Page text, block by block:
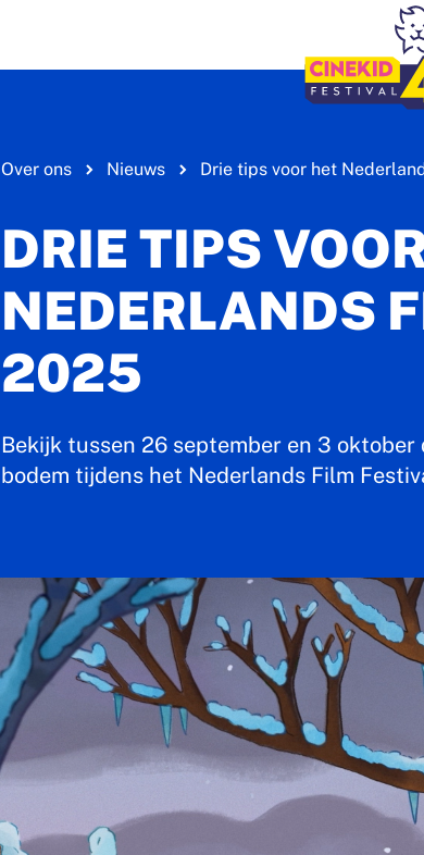
Over ons Nieuws Drie tips voor het
DRIE TIPS
NEDERLANDS
2025
Bekijk tussen 26 september en 3
bodem tijdens het Nederlands Film